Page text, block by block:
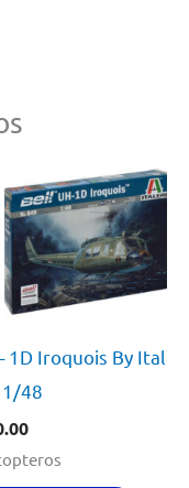
1D Iroquois By
48